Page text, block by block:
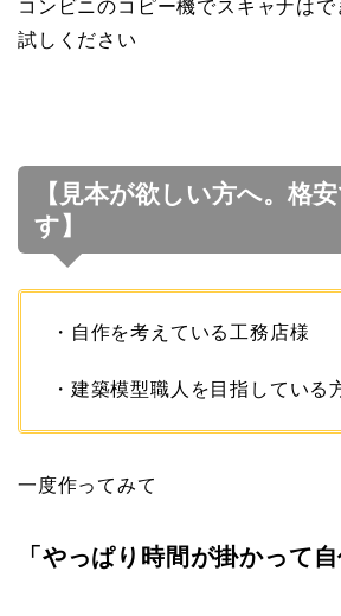
コンビニのコピー機でスキャナは
試しください
【見本が欲しい方へ。格
す】
・自作を考えている工務店様
・建築模型職人を目指している
一度作ってみて
「やっぱり時間が掛かって自